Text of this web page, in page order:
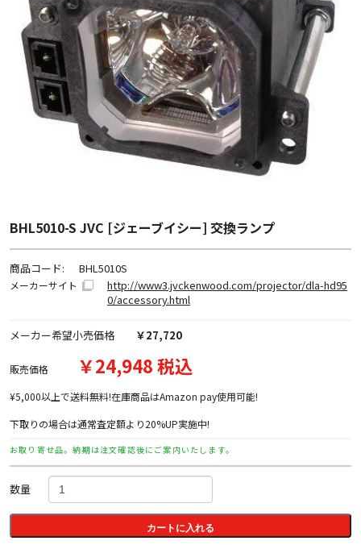
BHL5010-S JVC [ジェーブイシー] 交換ランプ
商品コード: BHL5010S
メーカーサイト
http://www3.jvckenwood.com/projector/dla-hd95
0/accessory.html
メーカー希望小売価格 ￥27,720
販売価格 ￥24,948 税込
¥5,000以上で送料無料!在庫商品はAmazon pay使用可能!
下取りの場合は通常査定額より20%UP実施中!
お取り寄せ品。納期は注文確認後にご案内いたします。
数量
カートに入れる